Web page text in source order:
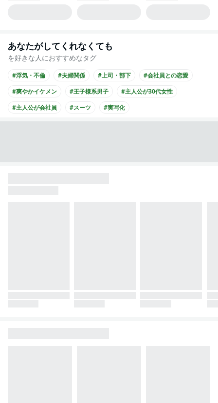
あなたがしてくれなくても
を好きな人におすすめなタグ
#浮気・不倫 #夫婦関係 #上司・部下
#会社員との恋愛
#爽やかイケメン
#王子様系男子
#主人公が30代女性
#主人公が会社員
#スーツ #実写化